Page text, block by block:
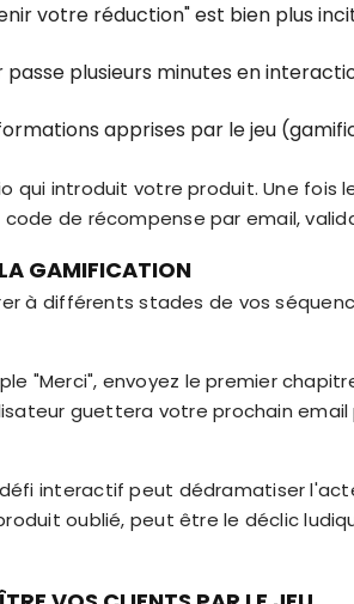
votre réduction" est bien plus
passe plusieurs minutes en
apprises par le jeu
qui introduit votre produit. Une fois
de récompense par email,
GAMIFICATION
à différents stades de vos
"Merci", envoyez le premier
guettera votre prochain
interactif peut dédramatiser
oublié, peut être le déclic